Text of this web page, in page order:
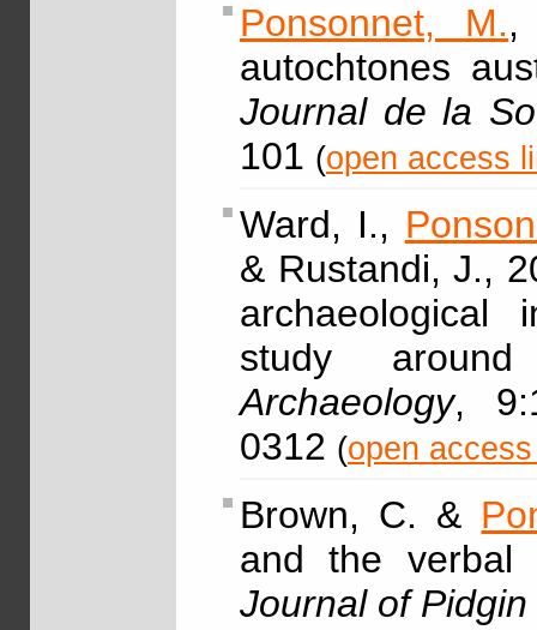
Ponsonnet, M.,
autochtones
Journal de la
101 (open access
Ward, I.,
& Rustandi, J.,
archaeological
study
Archaeology,
0312 (open
Brown, C. &
and the verbal
Journal of